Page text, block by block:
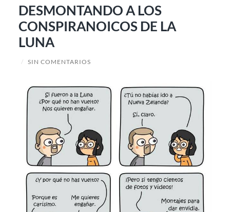
DESMONTANDO A LOS
CONSPIRANOICOS DE LA
LUNA
/ SIN COMENTARIOS